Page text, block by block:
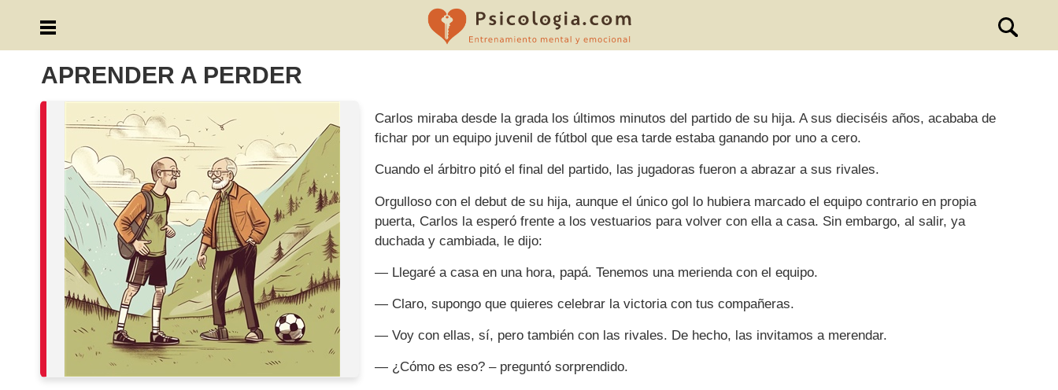
APRENDER A PERDER
Carlos miraba desde la grada los últimos minutos del partido de su hija. A sus dieciséis años, acababa de
fichar por un equipo juvenil de fútbol que esa tarde estaba ganando por uno a cero.
Cuando el árbitro pitó el final del partido, las jugadoras fueron a abrazar a sus rivales.
Orgulloso con el debut de su hija, aunque el único gol lo hubiera marcado el equipo contrario en propia
puerta, Carlos la esperó frente a los vestuarios para volver con ella a casa. Sin embargo, al salir, ya
duchada y cambiada, le dijo:
— Llegaré a casa en una hora, papá. Tenemos una merienda con el equipo.
— Claro, supongo que quieres celebrar la victoria con tus compañeras.
— Voy con ellas, sí, pero también con las rivales. De hecho, las invitamos a merendar.
— ¿Cómo es eso? – preguntó sorprendido.